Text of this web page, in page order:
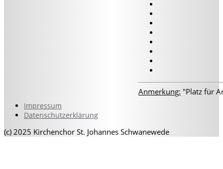
Anmerkung: "Platz für
Impressum
Datenschutzerklärung
(c) 2025 Kirchenchor St. Johannes Schwanewede